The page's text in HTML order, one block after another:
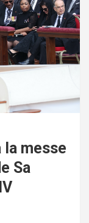
la messe
Sa